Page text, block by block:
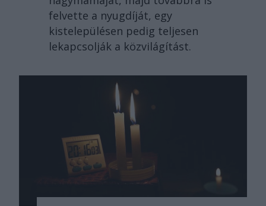
felvette a nyugdíját, egy
kistelepülésen pedig teljesen
lekapcsolják a közvilágítást.